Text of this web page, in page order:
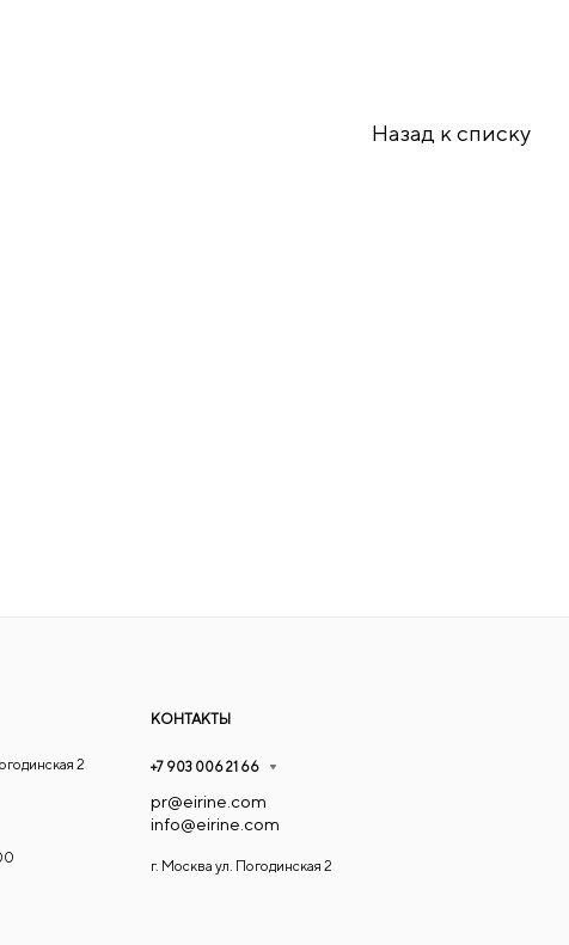
Назад к списку
2
КОНТАКТЫ
+7 903 006 21 66
pr@eirine.com
info@eirine.com
г. Москва ул. Погодинская 2